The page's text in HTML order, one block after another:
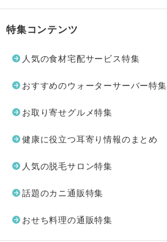
特集コンテンツ
人気の食材宅配サービス特集
おすすめのウォーターサーバー特集
お取り寄せグルメ特集
健康に役立つ耳寄り情報のまとめ
人気の脱毛サロン特集
話題のカニ通販特集
おせち料理の通販特集